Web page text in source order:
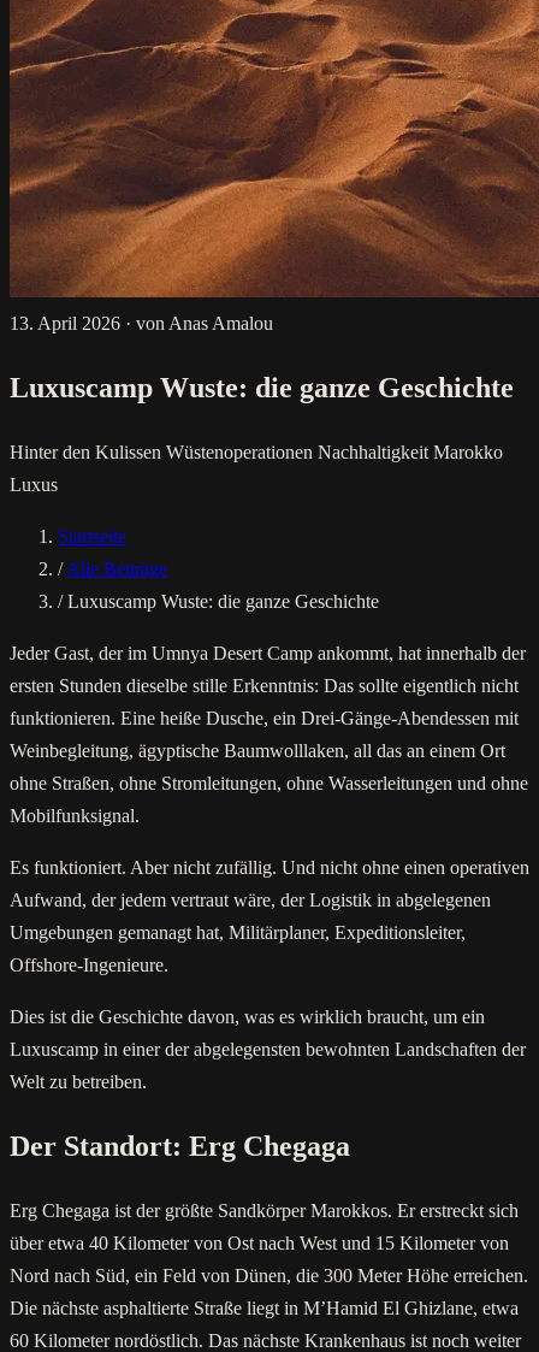
13. April 2026 · von Anas Amalou
Luxuscamp Wuste: die ganze Geschichte
Hinter den Kulissen Wüstenoperationen Nachhaltigkeit Marokko
Luxus
Startseite
/ Alle Beiträge
/ Luxuscamp Wuste: die ganze Geschichte
Jeder Gast, der im Umnya Desert Camp ankommt, hat innerhalb der
ersten Stunden dieselbe stille Erkenntnis: Das sollte eigentlich nicht
funktionieren. Eine heiße Dusche, ein Drei-Gänge-Abendessen mit
Weinbegleitung, ägyptische Baumwolllaken, all das an einem Ort
ohne Straßen, ohne Stromleitungen, ohne Wasserleitungen und ohne
Mobilfunksignal.
Es funktioniert. Aber nicht zufällig. Und nicht ohne einen operativen
Aufwand, der jedem vertraut wäre, der Logistik in abgelegenen
Umgebungen gemanagt hat, Militärplaner, Expeditionsleiter,
Offshore-Ingenieure.
Dies ist die Geschichte davon, was es wirklich braucht, um ein
Luxuscamp in einer der abgelegensten bewohnten Landschaften der
Welt zu betreiben.
Der Standort: Erg Chegaga
Erg Chegaga ist der größte Sandkörper Marokkos. Er erstreckt sich
über etwa 40 Kilometer von Ost nach West und 15 Kilometer von
Nord nach Süd, ein Feld von Dünen, die 300 Meter Höhe erreichen.
Die nächste asphaltierte Straße liegt in M’Hamid El Ghizlane, etwa
60 Kilometer nordöstlich. Das nächste Krankenhaus ist noch weiter